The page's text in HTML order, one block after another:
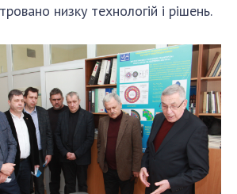
низку технологій і рішень.